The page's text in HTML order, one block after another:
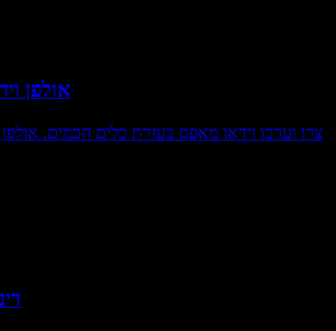
אולפן
צרו וערכו וידאו מאפס בעזרת כלים חכמים.